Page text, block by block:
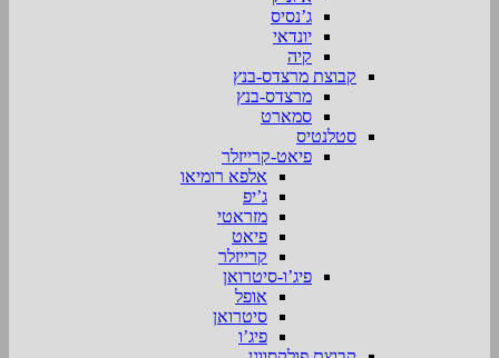
ג’נסיס
יונדאי
קיה
קבוצת מרצדס-בנץ
מרצדס-בנץ
סמארט
סטלנטיס
פיאט-קרייזלר
אלפא רומיאו
ג’יפ
מזראטי
פיאט
קרייזלר
פיג’ו-סיטרואן
אופל
סיטרואן
פיג’ו